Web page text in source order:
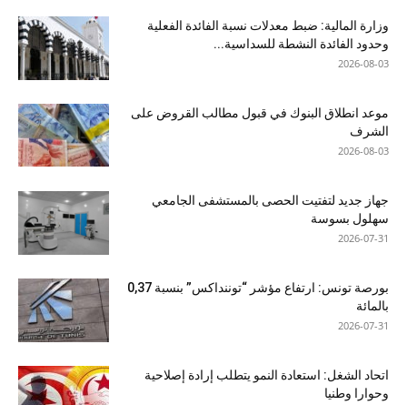
وزارة المالية: ضبط معدلات نسبة الفائدة الفعلية
وحدود الفائدة النشطة للسداسية...
2026-08-03
موعد انطلاق البنوك في قبول مطالب القروض على
الشرف
2026-08-03
جهاز جديد لتفتيت الحصى بالمستشفى الجامعي
سهلول بسوسة
2026-07-31
بورصة تونس: ارتفاع مؤشر “توننداكس” بنسبة 0,37
بالمائة
2026-07-31
اتحاد الشغل: استعادة النمو يتطلب إرادة إصلاحية
وحوارا وطنيا